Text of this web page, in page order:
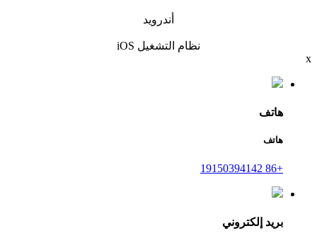
أندرويد
نظام التشغيل iOS
x
هاتف
هاتف
+86 19150394142
بريد إلكتروني